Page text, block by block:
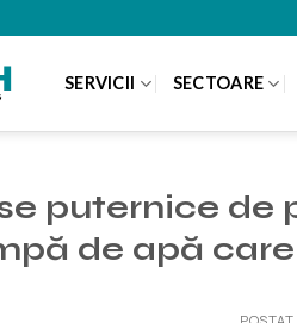
SERVICII SECTOARE
puternice
de apă